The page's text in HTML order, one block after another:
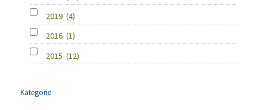
2019 (4)
2016 (1)
2015 (12)
Kategorie